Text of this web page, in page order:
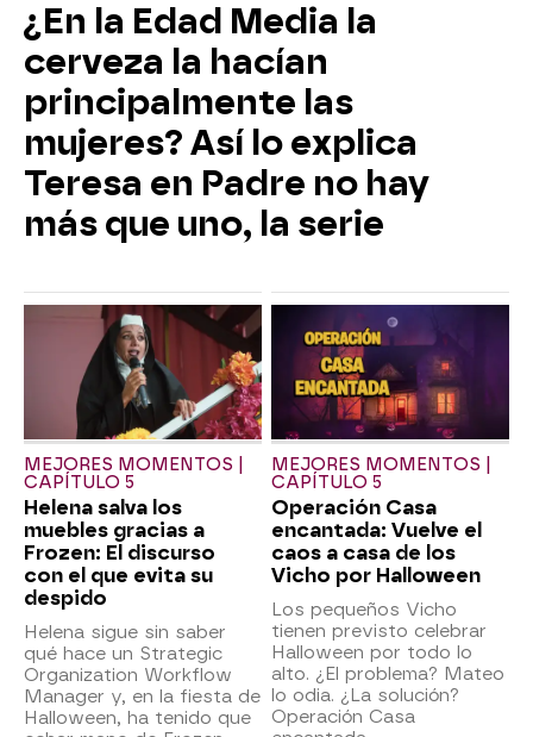
¿En la Edad Media la
cerveza la hacían
principalmente las
mujeres? Así lo explica
Teresa en Padre no hay
más que uno, la serie
MEJORES MOMENTOS |
CAPÍTULO 5
Helena salva los
muebles gracias a
Frozen: El discurso
con el que evita su
despido
Helena sigue sin saber
qué hace un Strategic
Organization Workflow
Manager y, en la fiesta de
Halloween, ha tenido que
MEJORES MOMENTOS |
CAPÍTULO 5
Operación Casa
encantada: Vuelve el
caos a casa de los
Vicho por Halloween
Los pequeños Vicho
tienen previsto celebrar
Halloween por todo lo
alto. ¿El problema? Mateo
lo odia. ¿La solución?
Operación Casa